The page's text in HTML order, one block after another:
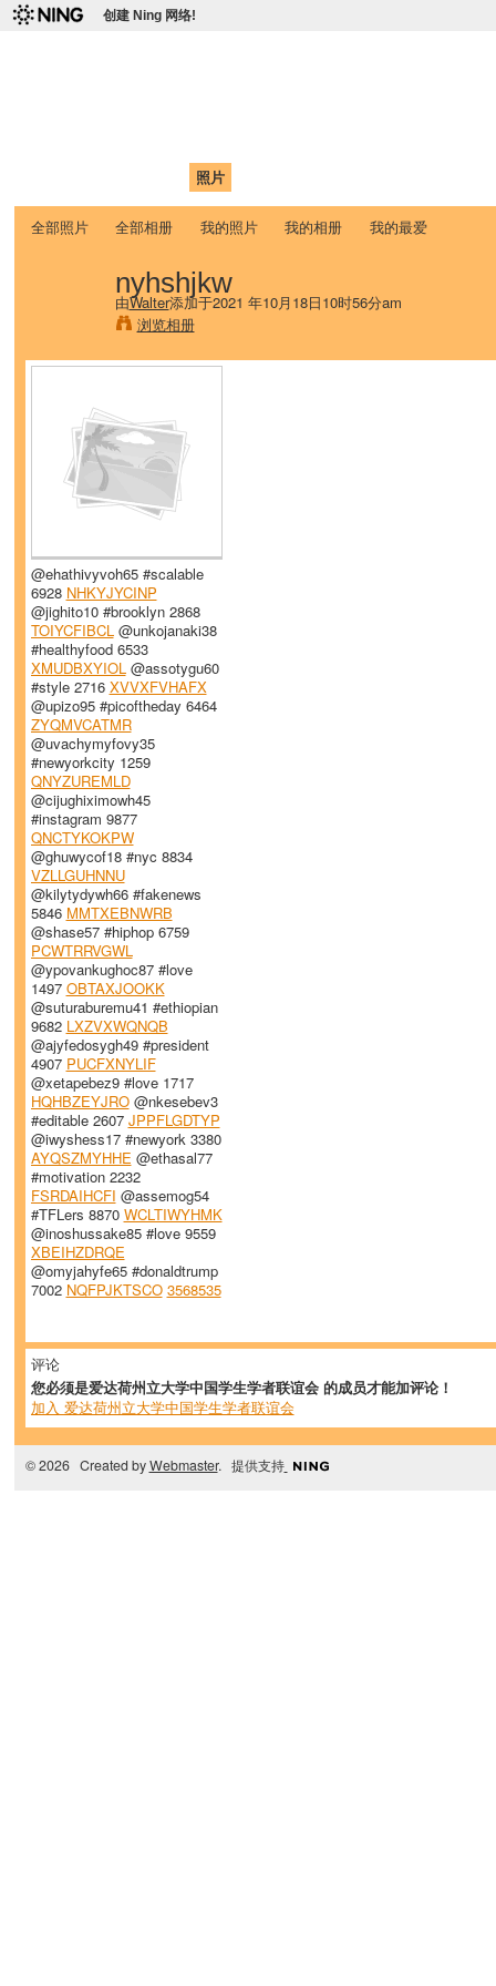
创建 Ning 网络!
照片
全部照片 全部相册 我的照片 我的相册 我的最爱
nyhshjkw
由Walter添加于2021 年10月18日10时56分am
浏览相册
@ehathivyvoh65 #scalable
6928 NHKYJYCINP
@jighito10 #brooklyn 2868
TOIYCFIBCL@unkojanaki38
#healthyfood 6533
XMUDBXYIOL@assotygu60
#style 2716 XVVXFVHAFX
@upizo95 #picoftheday 6464
ZYQMVCATMR
@uvachymyfovy35
#newyorkcity 1259
QNYZUREMLD
@cijughiximowh45
#instagram 9877
QNCTYKOKPW
@ghuwycof18 #nyc 8834
VZLLGUHNNU
@kilytydywh66 #fakenews
5846 MMTXEBNWRB
@shase57 #hiphop 6759
PCWTRRVGWL
@ypovankughoc87 #love
1497 OBTAXJOOKK
@suturaburemu41 #ethiopian
9682 LXZVXWQNQB
@ajyfedosygh49 #president
4907 PUCFXNYLIF
@xetapebez9 #love 1717
HQHBZEYJRO@nkesebev3
#editable 2607 JPPFLGDTYP
@iwyshess17 #newyork 3380
AYQSZMYHHE @ethasal77
#motivation 2232
FSRDAIHCFI @assemog54
#TFLers 8870 WCLTIWYHMK
@inoshussake85 #love 9559
XBEIHZDRQE
@omyjahyfe65 #donaldtrump
7002 NQFPJKTSCO 3568535
评论
您必须是爱达荷州立大学中国学生学者联谊会 的成员才能加评论！
加入 爱达荷州立大学中国学生学者联谊会
© 2026 Created byWebmaster. 提供支持